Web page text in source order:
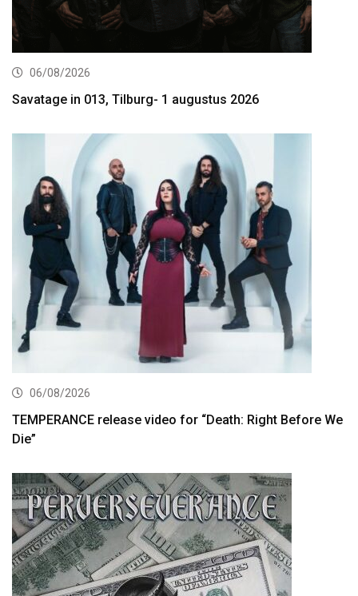
06/08/2026
Savatage in 013, Tilburg- 1 augustus 2026
06/08/2026
TEMPERANCE release video for “Death: Right Before We
Die”